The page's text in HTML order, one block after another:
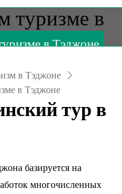
в Тэджоне
туризма
туризме в
в Тэджоне
в Тэджоне
тур в
базируется на
многочисленных